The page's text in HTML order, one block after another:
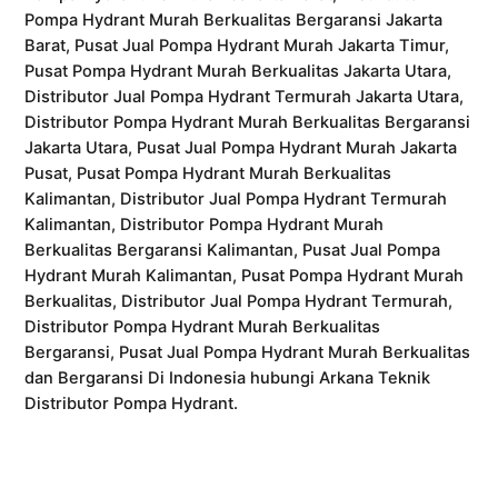
Pompa Hydrant Murah Berkualitas Bergaransi Jakarta
Barat, Pusat Jual Pompa Hydrant Murah Jakarta Timur,
Pusat Pompa Hydrant Murah Berkualitas Jakarta Utara,
Distributor Jual Pompa Hydrant Termurah Jakarta Utara,
Distributor Pompa Hydrant Murah Berkualitas Bergaransi
Jakarta Utara, Pusat Jual Pompa Hydrant Murah Jakarta
Pusat, Pusat Pompa Hydrant Murah Berkualitas
Kalimantan, Distributor Jual Pompa Hydrant Termurah
Kalimantan, Distributor Pompa Hydrant Murah
Berkualitas Bergaransi Kalimantan, Pusat Jual Pompa
Hydrant Murah Kalimantan, Pusat Pompa Hydrant Murah
Berkualitas, Distributor Jual Pompa Hydrant Termurah,
Distributor Pompa Hydrant Murah Berkualitas
Bergaransi, Pusat Jual Pompa Hydrant Murah Berkualitas
dan Bergaransi Di Indonesia hubungi Arkana Teknik
Distributor Pompa Hydrant.